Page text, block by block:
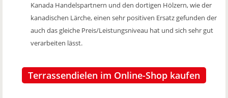
Kanada Handelspartnern und den dortigen Hölzern, wie der
kanadischen Lärche, einen sehr positiven Ersatz gefunden der
auch das gleiche Preis/Leistungsniveau hat und sich sehr gut
verarbeiten lässt.
Terrassendielen im Online-Shop kaufen